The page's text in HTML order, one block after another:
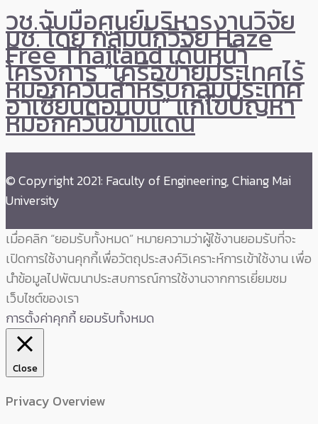
วช.จับมือศูนย์บริหารงานวิจัย
มช. โดย กลุ่มนักวิจัย Haze
Free Thailand เดินหน้า
โครงการ “เครือข่ายประเทศไร้
หมอกควันสำหรับกลุ่มประเทศ
อาเซียนตอนบน” แก้ไขปัญหา
หมอกควันข้ามแดน
© Copyright 2021: Faculty of Engineering, Chiang Mai
University
เมื่อคลิก “ยอมรับทั้งหมด” หมายความว่าผู้ใช้งานยอมรับที่จะ
เปิดการใช้งานคุกกี้เพื่อวัตถุประสงค์วิเคราะห์การเข้าใช้งาน เพื่อ
นำข้อมูลไปพัฒนาประสบการณ์การใช้งานจากการเยี่ยมชม
เว็บไซต์ของเรา
การตั้งค่าคุกกี้ยอมรับทั้งหมด
Close
Privacy Overview